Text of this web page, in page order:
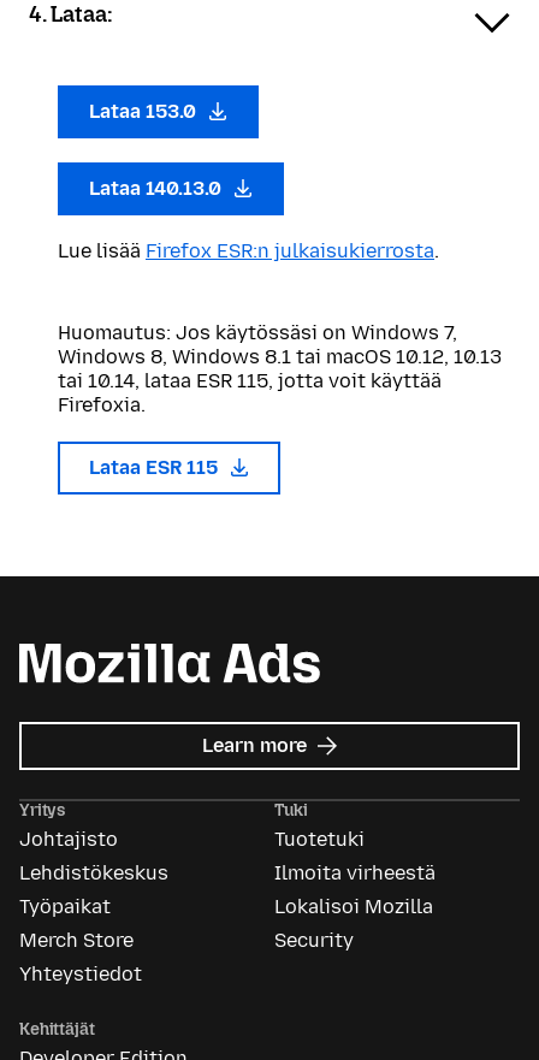
4. Lataa:
Lataa 153.0
Lataa 140.13.0
Lue lisää Firefox ESR:n julkaisukierrosta.
Huomautus: Jos käytössäsi on Windows 7,
Windows 8, Windows 8.1 tai macOS 10.12, 10.13
tai 10.14, lataa ESR 115, jotta voit käyttää
Firefoxia.
Lataa ESR 115
Learn more about
Mozilla
Yritys
Johtajisto
Lehdistökeskus
Työpaikat
Merch Store
Yhteystiedot
Tuki
Tuotetuki
Ilmoita virheestä
Lokalisoi Mozilla
Security
Kehittäjät